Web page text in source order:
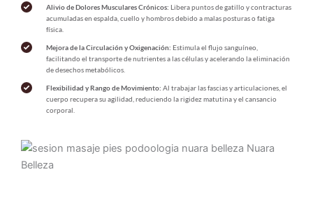
Alivio de Dolores Musculares Crónicos: Libera puntos de gatillo y contracturas
acumuladas en espalda, cuello y hombros debido a malas posturas o fatiga
física.
Mejora de la Circulación y Oxigenación: Estimula el flujo sanguíneo,
facilitando el transporte de nutrientes a las células y acelerando la eliminación
de desechos metabólicos.
Flexibilidad y Rango de Movimiento: Al trabajar las fascias y articulaciones, el
cuerpo recupera su agilidad, reduciendo la rigidez matutina y el cansancio
corporal.